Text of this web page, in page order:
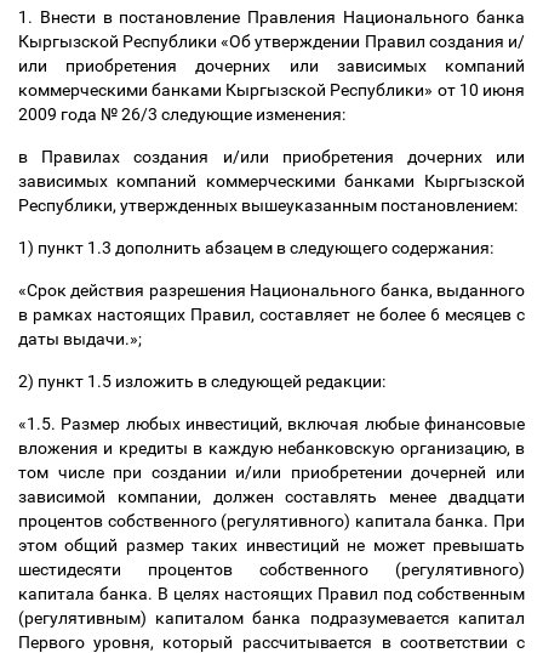
1. Внести в постановление Правления Национального банка
Кыргызской Республики «Об утверждении Правил создания и/
или приобретения дочерних или зависимых компаний
коммерческими банками Кыргызской Республики» от 10 июня
2009 года № 26/3 следующие изменения:
в Правилах создания и/или приобретения дочерних или
зависимых компаний коммерческими банками Кыргызской
Республики, утвержденных вышеуказанным постановлением:
1) пункт 1.3 дополнить абзацем в следующего содержания:
«Срок действия разрешения Национального банка, выданного
в рамках настоящих Правил, составляет не более 6 месяцев с
даты выдачи.»;
2) пункт 1.5 изложить в следующей редакции:
«1.5. Размер любых инвестиций, включая любые финансовые
вложения и кредиты в каждую небанковскую организацию, в
том числе при создании и/или приобретении дочерней или
зависимой компании, должен составлять менее двадцати
процентов собственного (регулятивного) капитала банка. При
этом общий размер таких инвестиций не может превышать
шестидесяти процентов собственного (регулятивного)
капитала банка. В целях настоящих Правил под собственным
(регулятивным) капиталом банка подразумевается капитал
Первого уровня, который рассчитывается в соответствии с